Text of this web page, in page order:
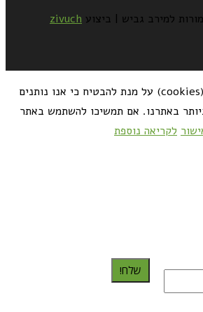
zivuch
אנו משתמשים בעוגיות (cookies) על מנת להבטיח כי אנו נותנים
באתרנו. אם תמשיכו להשתמש באתר
לקריאה נוספת
שלח!